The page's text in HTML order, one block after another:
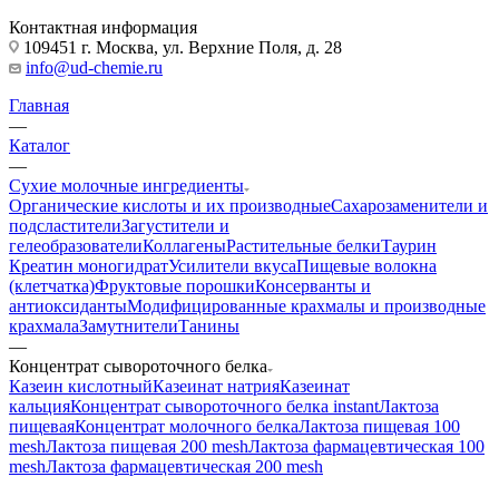
Контактная информация
109451 г. Москва, ул. Верхние Поля, д. 28
info@ud-chemie.ru
Главная
—
Каталог
—
Сухие молочные ингредиенты
Органические кислоты и их производныеСахарозаменители и
подсластителиЗагустители и
гелеобразователиКоллагеныРастительные белкиТаурин
Креатин моногидратУсилители вкусаПищевые волокна
(клетчатка)Фруктовые порошкиКонсерванты и
антиоксидантыМодифицированные крахмалы и производные
крахмалаЗамутнителиТанины
—
Концентрат сывороточного белка
Казеин кислотныйКазеинат натрияКазеинат
кальцияКонцентрат сывороточного белка instantЛактоза
пищеваяКонцентрат молочного белкаЛактоза пищевая 100
meshЛактоза пищевая 200 meshЛактоза фармацевтическая 100
meshЛактоза фармацевтическая 200 mesh